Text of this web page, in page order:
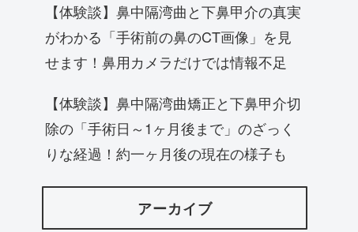
【体験談】鼻中隔湾曲と下鼻甲介の真実
がわかる「手術前の鼻のCT画像」を見
せます！鼻用カメラだけでは情報不足
【体験談】鼻中隔湾曲矯正と下鼻甲介切
除の「手術日～1ヶ月後まで」のざっく
りな経過！約一ヶ月後の現在の様子も
アーカイブ